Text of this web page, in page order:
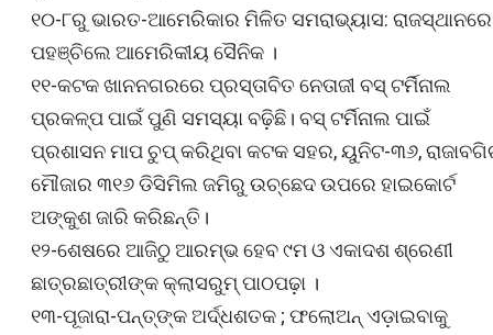
୧୦-୮ରୁ ଭାରତ-ଆମେରିକାର ମିଳିତ ସମରାଭ୍ୟାସ: ରାଜସ୍ଥାନରେ
ପହଞ୍ଚିଲେ ଆମେରିକୀୟ ସୈନିକ ।
୧୧-କଟକ ଖାନନଗରରେ ପ୍ରସ୍ତାବିତ ନେତାଜୀ ବସ୍ ଟର୍ମିନାଲ
ପ୍ରକଳ୍ପ ପାଇଁ ପୁଣି ସମସ୍ୟା ବଢ଼ିଛି। ବସ୍ ଟର୍ମିନାଲ ପାଇଁ
ପ୍ରଶାସନ ମାପ ଚୁପ୍ କରିଥିବା କଟକ ସହର, ୟୁନିଟ-୩୬,
ମୌଜାର ୩୧୬ ଡିସିମିଲ ଜମିରୁ ଉଚ୍ଛେଦ ଉପରେ ହାଇକୋର୍ଟ
ଅଙ୍କୁଶ ଜାରି କରିଛନ୍ତି।
୧୨-ଶେଷରେ ଆଜିଠୁ ଆରମ୍ଭ ହେବ ୯ମ ଓ ଏକାଦଶ ଶ୍ରେଣୀ
ଛାତ୍ରଛାତ୍ରୀଙ୍କ କ୍ଲାସରୁମ୍ ପାଠପଢ଼ା ।
୧୩-ପୂଜାରା-ପନ୍ତ୍‌ଙ୍କ ଅର୍ଦ୍ଧଶତକ ; ଫଲୋଅନ୍ ଏଡ଼ାଇବାକୁ